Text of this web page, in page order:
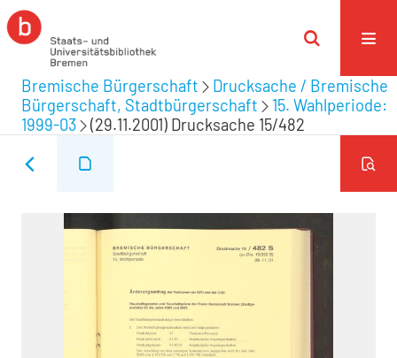
Bremische Bürgerschaft
Drucksache / Bremische
Bürgerschaft, Stadtbürgerschaft
15. Wahlperiode:
1999-03
(29.11.2001) Drucksache 15/482